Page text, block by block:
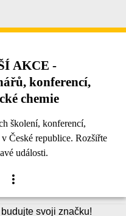
AKCE -
konferencí,
chemie
školení, konferencí,
České republice. Rozšiřte
události.